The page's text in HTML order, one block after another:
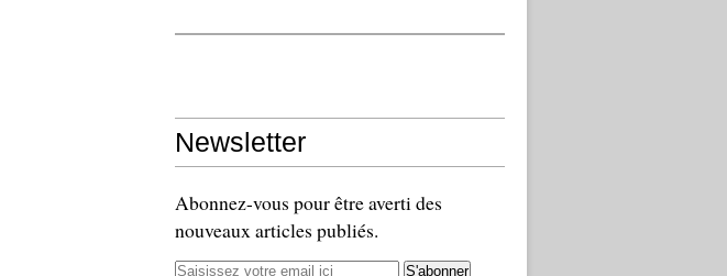
Newsletter
Abonnez-vous pour être averti des
nouveaux articles publiés.